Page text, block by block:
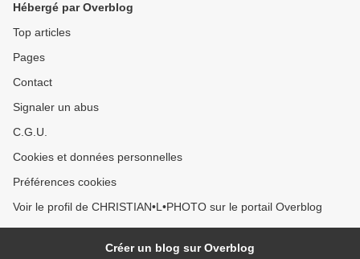
Hébergé par Overblog
Top articles
Pages
Contact
Signaler un abus
C.G.U.
Cookies et données personnelles
Préférences cookies
Voir le profil de CHRISTIAN•L•PHOTO sur le portail Overblog
Créer un blog sur Overblog